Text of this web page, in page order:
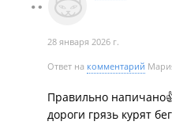
28 января 2026 г.
Ответ на комментарий
Правильно
дороги грязь курят